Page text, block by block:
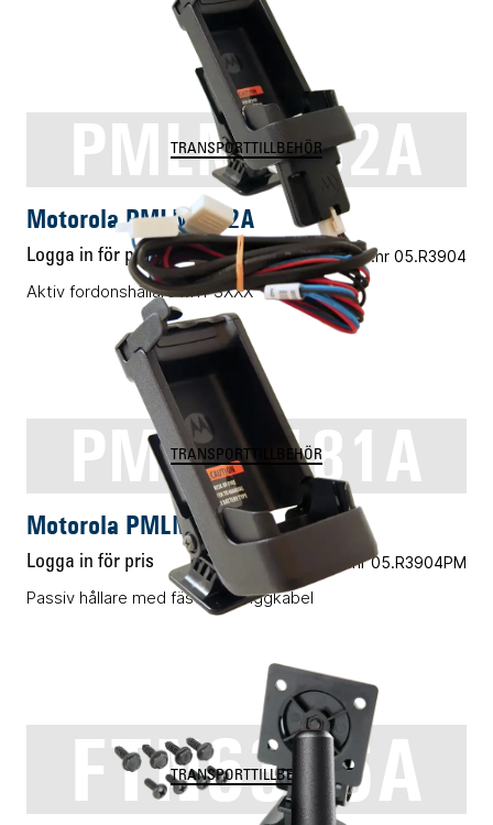
PMLN6182A
TRANSPORTTILLBEHÖR
Motorola PMLN6182A
Logga in för pris Vårt art.nr 05.R3904
Aktiv fordonshållare MTP3XXX
PMLN6181A
TRANSPORTTILLBEHÖR
Motorola PMLN6181A
Logga in för pris Vårt art.nr 05.R3904PM
Passiv hållare med fäste för ciggkabel
FTN6376A
TRANSPORTTILLBEHÖR